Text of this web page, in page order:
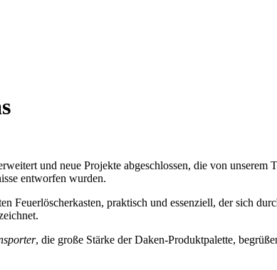
und neue Projekte abgeschlossen, die von unserem
entworfen wurden.
Feuerlöscherkasten, praktisch und essenziell, der sich
, die große Stärke der Daken-Produktpalette,